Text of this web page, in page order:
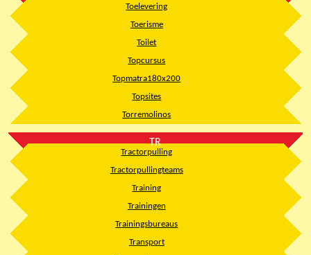
Toelevering
Toerisme
Toilet
Topcursus
Topmatra180x200
Topsites
Torremolinos
TR
Tractorpulling
Tractorpullingteams
Training
Trainingen
Trainingsbureaus
Transport